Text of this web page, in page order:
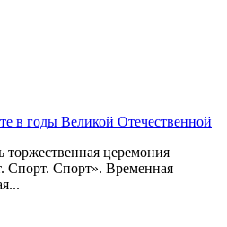
в годы Великой Отечественной
торжественная церемония
Спорт. Спорт». Временная